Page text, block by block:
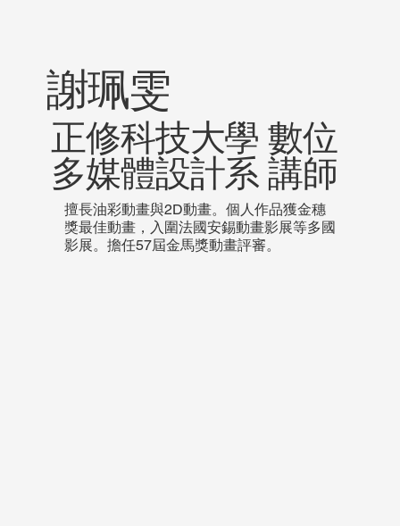
謝珮雯
正修科技大學 數位
多媒體設計系 講師
擅長油彩動畫與2D動畫。個人作品獲金穗
獎最佳動畫，入圍法國安錫動畫影展等多國
影展。擔任57屆金馬獎動畫評審。